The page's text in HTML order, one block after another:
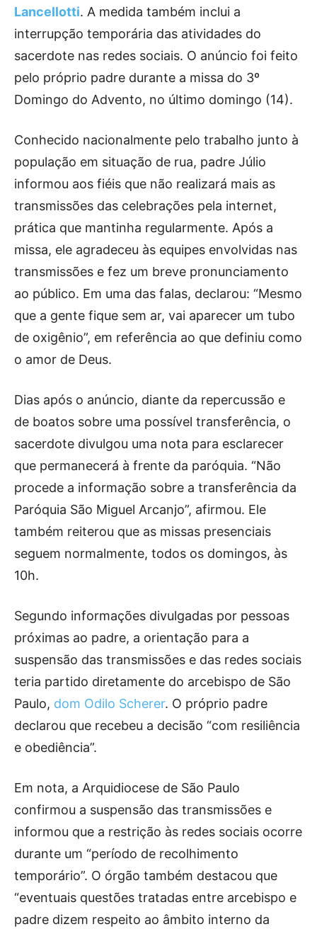
Lancellotti. A medida também inclui a
interrupção temporária das atividades do
sacerdote nas redes sociais. O anúncio foi feito
pelo próprio padre durante a missa do 3º
Domingo do Advento, no último domingo (14).
Conhecido nacionalmente pelo trabalho junto à
população em situação de rua, padre Júlio
informou aos fiéis que não realizará mais as
transmissões das celebrações pela internet,
prática que mantinha regularmente. Após a
missa, ele agradeceu às equipes envolvidas nas
transmissões e fez um breve pronunciamento
ao público. Em uma das falas, declarou: “Mesmo
que a gente fique sem ar, vai aparecer um tubo
de oxigênio”, em referência ao que definiu como
o amor de Deus.
Dias após o anúncio, diante da repercussão e
de boatos sobre uma possível transferência, o
sacerdote divulgou uma nota para esclarecer
que permanecerá à frente da paróquia. “Não
procede a informação sobre a transferência da
Paróquia São Miguel Arcanjo”, afirmou. Ele
também reiterou que as missas presenciais
seguem normalmente, todos os domingos, às
10h.
Segundo informações divulgadas por pessoas
próximas ao padre, a orientação para a
suspensão das transmissões e das redes sociais
teria partido diretamente do arcebispo de São
Paulo, dom Odilo Scherer. O próprio padre
declarou que recebeu a decisão “com resiliência
e obediência”.
Em nota, a Arquidiocese de São Paulo
confirmou a suspensão das transmissões e
informou que a restrição às redes sociais ocorre
durante um “período de recolhimento
temporário”. O órgão também destacou que
“eventuais questões tratadas entre arcebispo e
padre dizem respeito ao âmbito interno da